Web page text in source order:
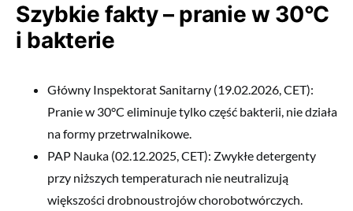
Szybkie fakty – pranie w 30°C
i bakterie
Główny Inspektorat Sanitarny (19.02.2026, CET):
Pranie w 30°C eliminuje tylko część bakterii, nie działa
na formy przetrwalnikowe.
PAP Nauka (02.12.2025, CET): Zwykłe detergenty
przy niższych temperaturach nie neutralizują
większości drobnoustrojów chorobotwórczych.